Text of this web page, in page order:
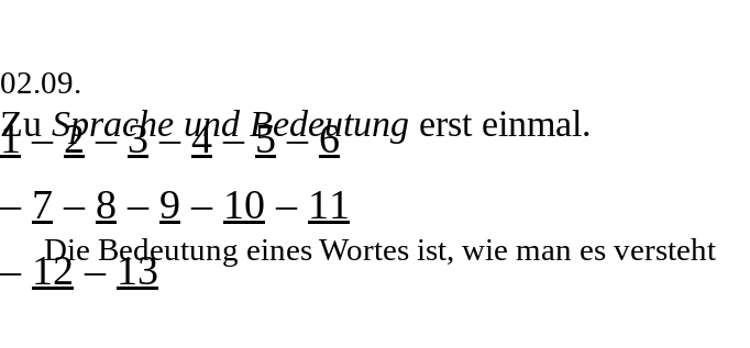
1–2–3–4–5–6
– 7 – 8 – 9 – 10 – 11
– 12–13
02.09.
Zu Sprache und Bedeutung erst einmal.
Die Bedeutung eines Wortes ist, wie man es versteht